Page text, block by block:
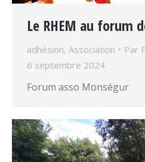
Le RHEM au forum
adhésion, Association Par
6 septembre 2024
Forum asso Monségur